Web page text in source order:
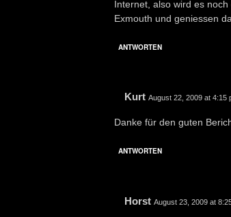
Internet, also wird es
Exmouth und geniessen
ANTWORTEN
Kurt August 22, 2009 at 4:15
Danke für den guten
ANTWORTEN
Horst August 23, 2009 at